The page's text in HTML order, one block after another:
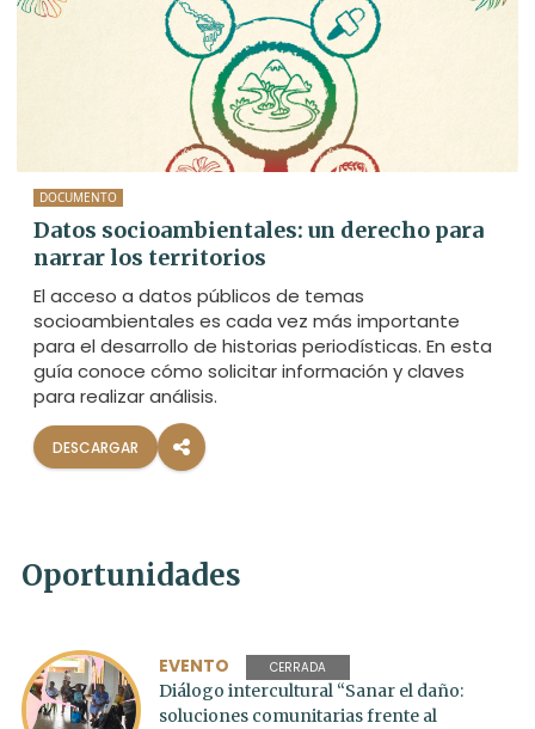
DOCUMENTO
Datos socioambientales: un derecho para
narrar los territorios
El acceso a datos públicos de temas
socioambientales es cada vez más importante
para el desarrollo de historias periodísticas. En esta
guía conoce cómo solicitar información y claves
para realizar análisis.
DESCARGAR
Oportunidades
EVENTO CERRADA
Diálogo intercultural “Sanar el daño:
soluciones comunitarias frente al